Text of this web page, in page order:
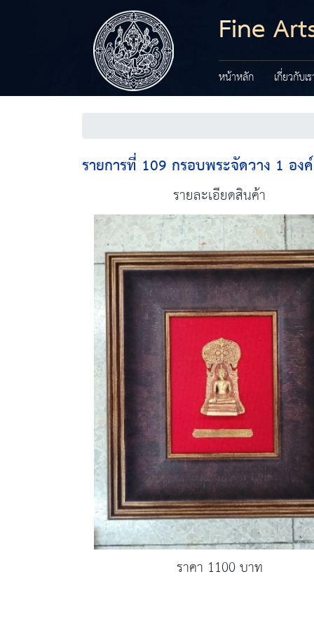
Fine
หน้าหลัก เกี่ยวกับเ
รายการที่ 109 กรอบพระจัดวาง 1 อง
รายละเอียดสินค้า
ราคา 1100 บาท